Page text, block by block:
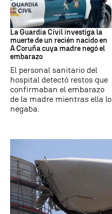
Recién Nacido
La Guardia Civil investiga la
muerte de un recién nacido en
A Coruña cuya madre negó el
embarazo
El personal sanitario del
hospital detectó restos que
confirmaban el embarazo
de la madre mientras ella lo
negaba.